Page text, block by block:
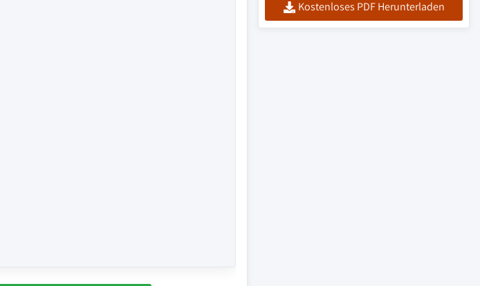
Kostenloses PDF Herunterladen